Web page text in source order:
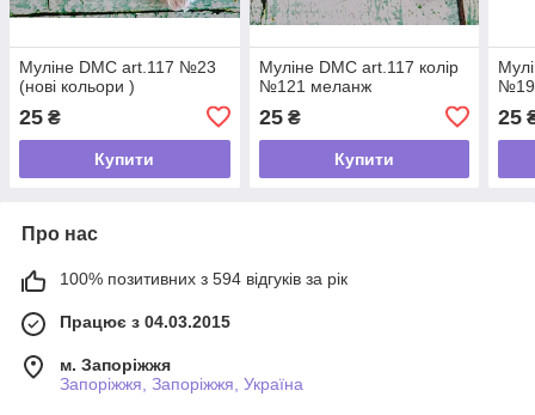
Муліне DMC art.117 №23
(нові кольори )
25 ₴
Купити
Муліне DMC art.117 колір
№121 меланж
25₴
Купити
25
Про нас
100% позитивних з 594 відгуків за рік
Працює з 04.03.2015
м. Запоріжжя
Запоріжжя, Запоріжжя, Україна